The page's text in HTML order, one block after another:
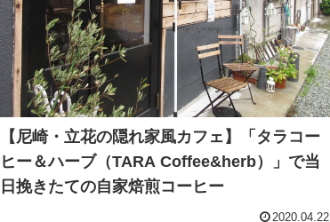
【尼崎・立花の隠れ家風カフェ】「タラコー
ヒー＆ハーブ（TARA Coffee&herb）」で当
日挽きたての自家焙煎コーヒー
2020.04.22